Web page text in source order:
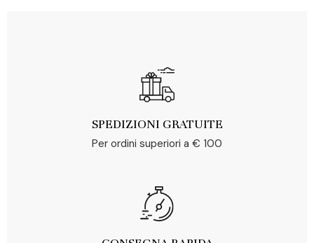
SPEDIZIONI GRATUITE
Per ordini superiori a € 100